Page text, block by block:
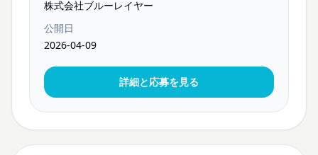
株式会社ブルーレイヤー
公開日
2026-04-09
詳細と応募を見る